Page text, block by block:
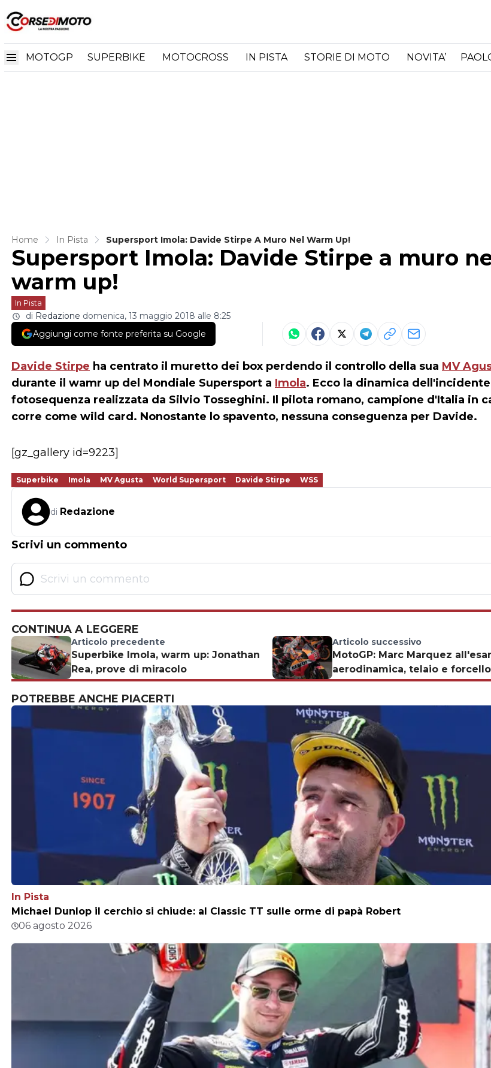
MOTOGP SUPERBIKE MOTOCROSS IN PISTA STORIE DI MOTO NOVITA’
Home In Pista Supersport Imola: Davide Stirpe A Muro Nel Warm Up!
Supersport Imola: Davide Stirpe a muro
warm up!
In Pista
di Redazione domenica, 13 maggio 2018 alle 8:25
Aggiungi come fonte preferita su Google
Davide Stirpe ha centrato il muretto dei box perdendo il controllo della sua MV
durante il wamr up del Mondiale Supersport a Imola. Ecco la dinamica
fotosequenza realizzata da Silvio Tosseghini. Il pilota romano, campione d'Italia in
corre come wild card. Nonostante lo spavento, nessuna conseguenza per Davide.
[gz_gallery id=9223]
Superbike Imola MV Agusta World Supersport Davide Stirpe WSS
di Redazione
Scrivi un commento
CONTINUA A LEGGERE
Articolo precedente
Superbike Imola, warm up: Jonathan
Rea, prove di miracolo
Articolo successivo
MotoGP: Marc Marquez
aerodinamica, telaio e
POTREBBE ANCHE PIACERTI
In Pista
Michael Dunlop il cerchio si chiude: al Classic TT sulle orme di papà Robert
06 agosto 2026